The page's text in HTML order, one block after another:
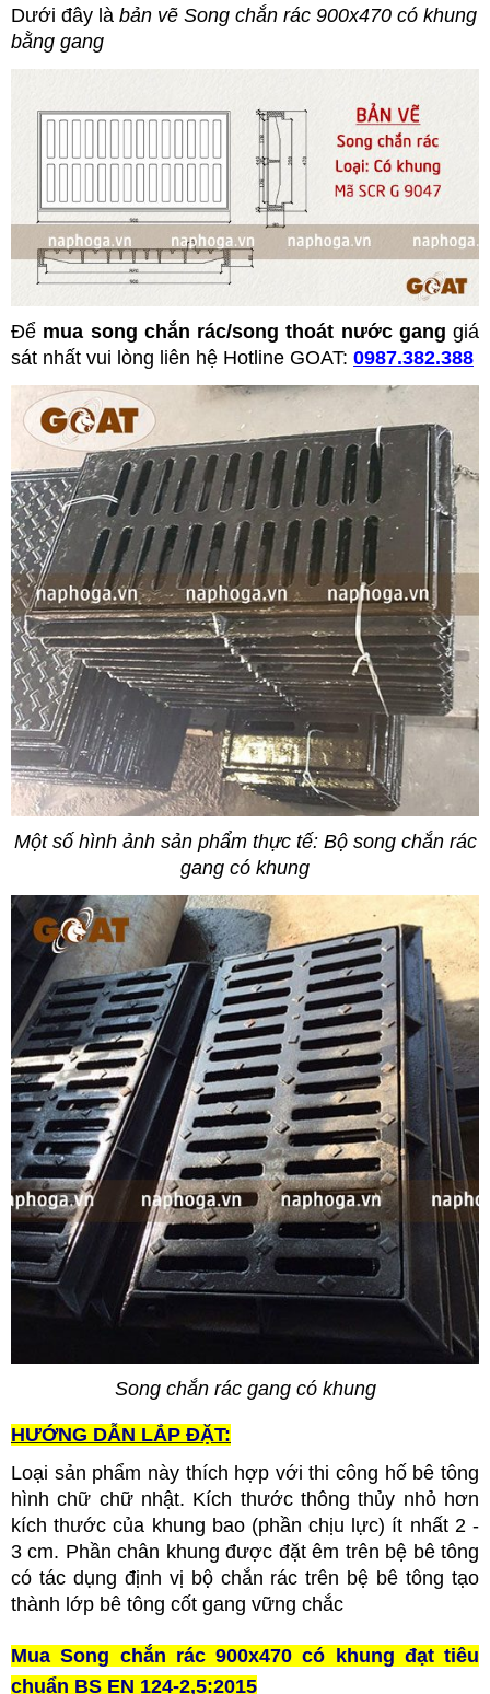
Dưới đây là bản vẽ Song chắn rác 900x470 có khung
bằng gang
Để mua song chắn rác/song thoát nước gang giá
sát nhất vui lòng liên hệ Hotline GOAT: 0987.382.388
Một số hình ảnh sản phẩm thực tế: Bộ song chắn rác
gang có khung
Song chắn rác gang có khung
HƯỚNG DẪN LẮP ĐẶT:
Loại sản phẩm này thích hợp với thi công hố bê tông
hình chữ chữ nhật. Kích thước thông thủy nhỏ hơn
kích thước của khung bao (phần chịu lực) ít nhất 2 -
3 cm. Phần chân khung được đặt êm trên bệ bê tông
có tác dụng định vị bộ chắn rác trên bệ bê tông tạo
thành lớp bê tông cốt gang vững chắc
Mua Song chắn rác 900x470 có khung đạt tiêu
chuẩn BS EN 124-2,5:2015